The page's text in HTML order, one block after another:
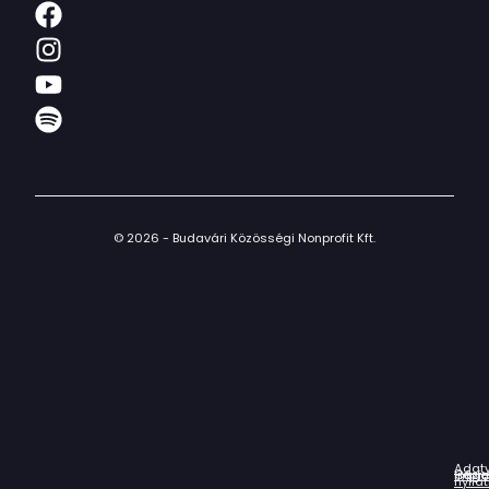
© 2026 - Budavári Közösségi Nonprofit Kft.